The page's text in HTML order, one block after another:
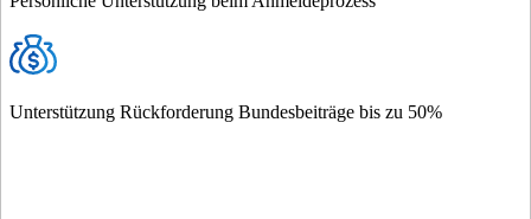
Unterstützung Rückforderung Bundesbeiträge bis zu 50%